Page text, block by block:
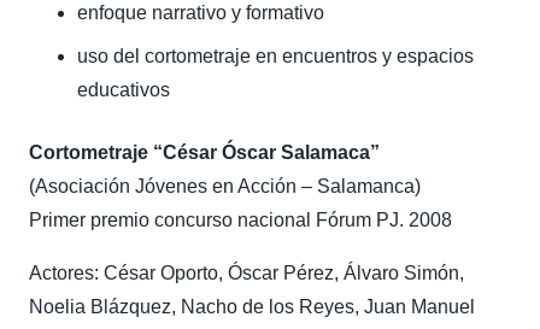
enfoque narrativo y formativo
uso del cortometraje en encuentros y espacios
educativos
Cortometraje “César Óscar Salamaca”
(Asociación Jóvenes en Acción – Salamanca)
Primer premio concurso nacional Fórum PJ. 2008
Actores: César Oporto, Óscar Pérez, Álvaro Simón,
Noelia Blázquez, Nacho de los Reyes, Juan Manuel